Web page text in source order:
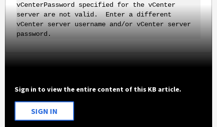
vCenterPassword specified for the vCenter
server are not valid. Enter a different
vCenter server username and/or vCenter server
password.
Sign in to view the entire content of this KB article.
SIGN IN